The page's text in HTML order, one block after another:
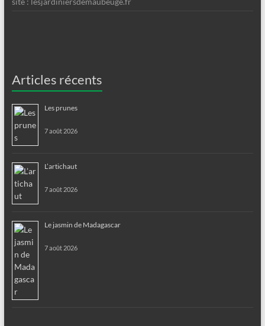
Articles récents
Les prunes
7 août 2026
L’artichaut
7 août 2026
Le jasmin de Madagascar
7 août 2026